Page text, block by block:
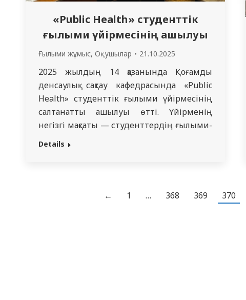
«Public Health» студенттік
ғылыми үйірмесінің ашылуы
Ғылыми жұмыс, Оқушылар 21.10.2025
2025 жылдың 14 қазанында Қоғамдық
денсаулық сақтау кафедрасында «Public
Health» студенттік ғылыми үйірмесінің
салтанатты ашылуы өтті. Үйірменің
негізгі мақсаты — студенттердің ғылыми-
зерттеу дағдыларын дамыту, қоғамдық
қызметке белсенді қатысуға дайындау. Іс-
Details
← 1 … 368 369 370